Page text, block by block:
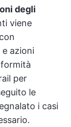
degli
viene
azioni
per
le
i casi